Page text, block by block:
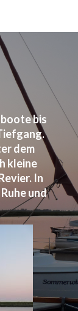
bis
dem
kleine
In
und